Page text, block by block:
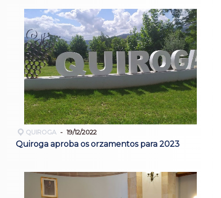
QUIROGA 19/12/2022
Quiroga aproba os orzamentos para 2023